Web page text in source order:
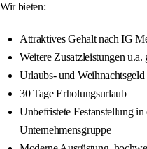
Wir bieten:
Attraktives Gehalt nach IG
Weitere Zusatzleistungen
Urlaubs- und Weihnachtsgeld
30 Tage Erholungsurlaub
Unbefristete Festanstellung in
Unternehmensgruppe